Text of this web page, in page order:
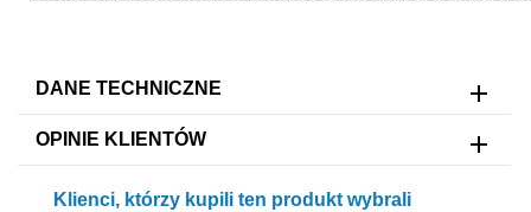
DANE TECHNICZNE
OPINIE KLIENTÓW
Klienci, którzy kupili ten produkt wybrali